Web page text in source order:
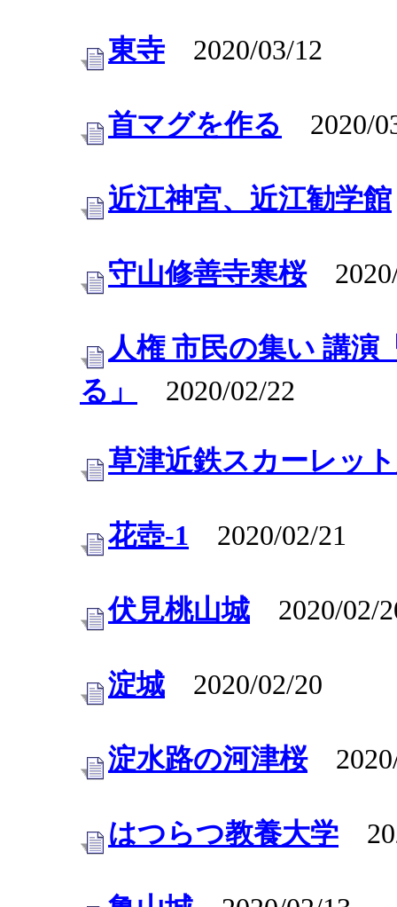
東寺 2020/03/12
首マグを作る 2020/
近江神宮、近江勧学館
守山修善寺寒桜2020/
人権 市民の集い 講演
る」
2020/02/22
草津近鉄スカーレッ
花壺-1 2020/02/21
伏見桃山城 2020/02/
淀城 2020/02/20
淀水路の河津桜2020/
はつらつ教養大学